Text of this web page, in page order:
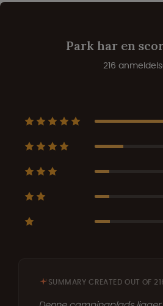
Park har en
216
SUMMARY CREATED OUT OF